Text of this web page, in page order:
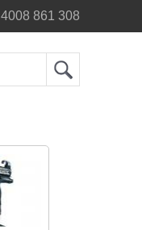
4008 861 308